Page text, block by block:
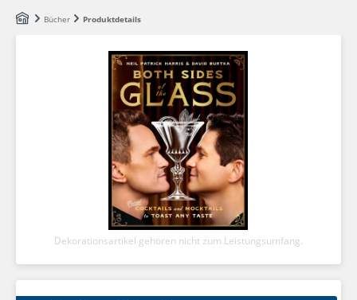
Zum Hauptinhalt springen
Bücher Produktdetails
Dekorationsartikel gehören nicht zum Leistungsumfang.